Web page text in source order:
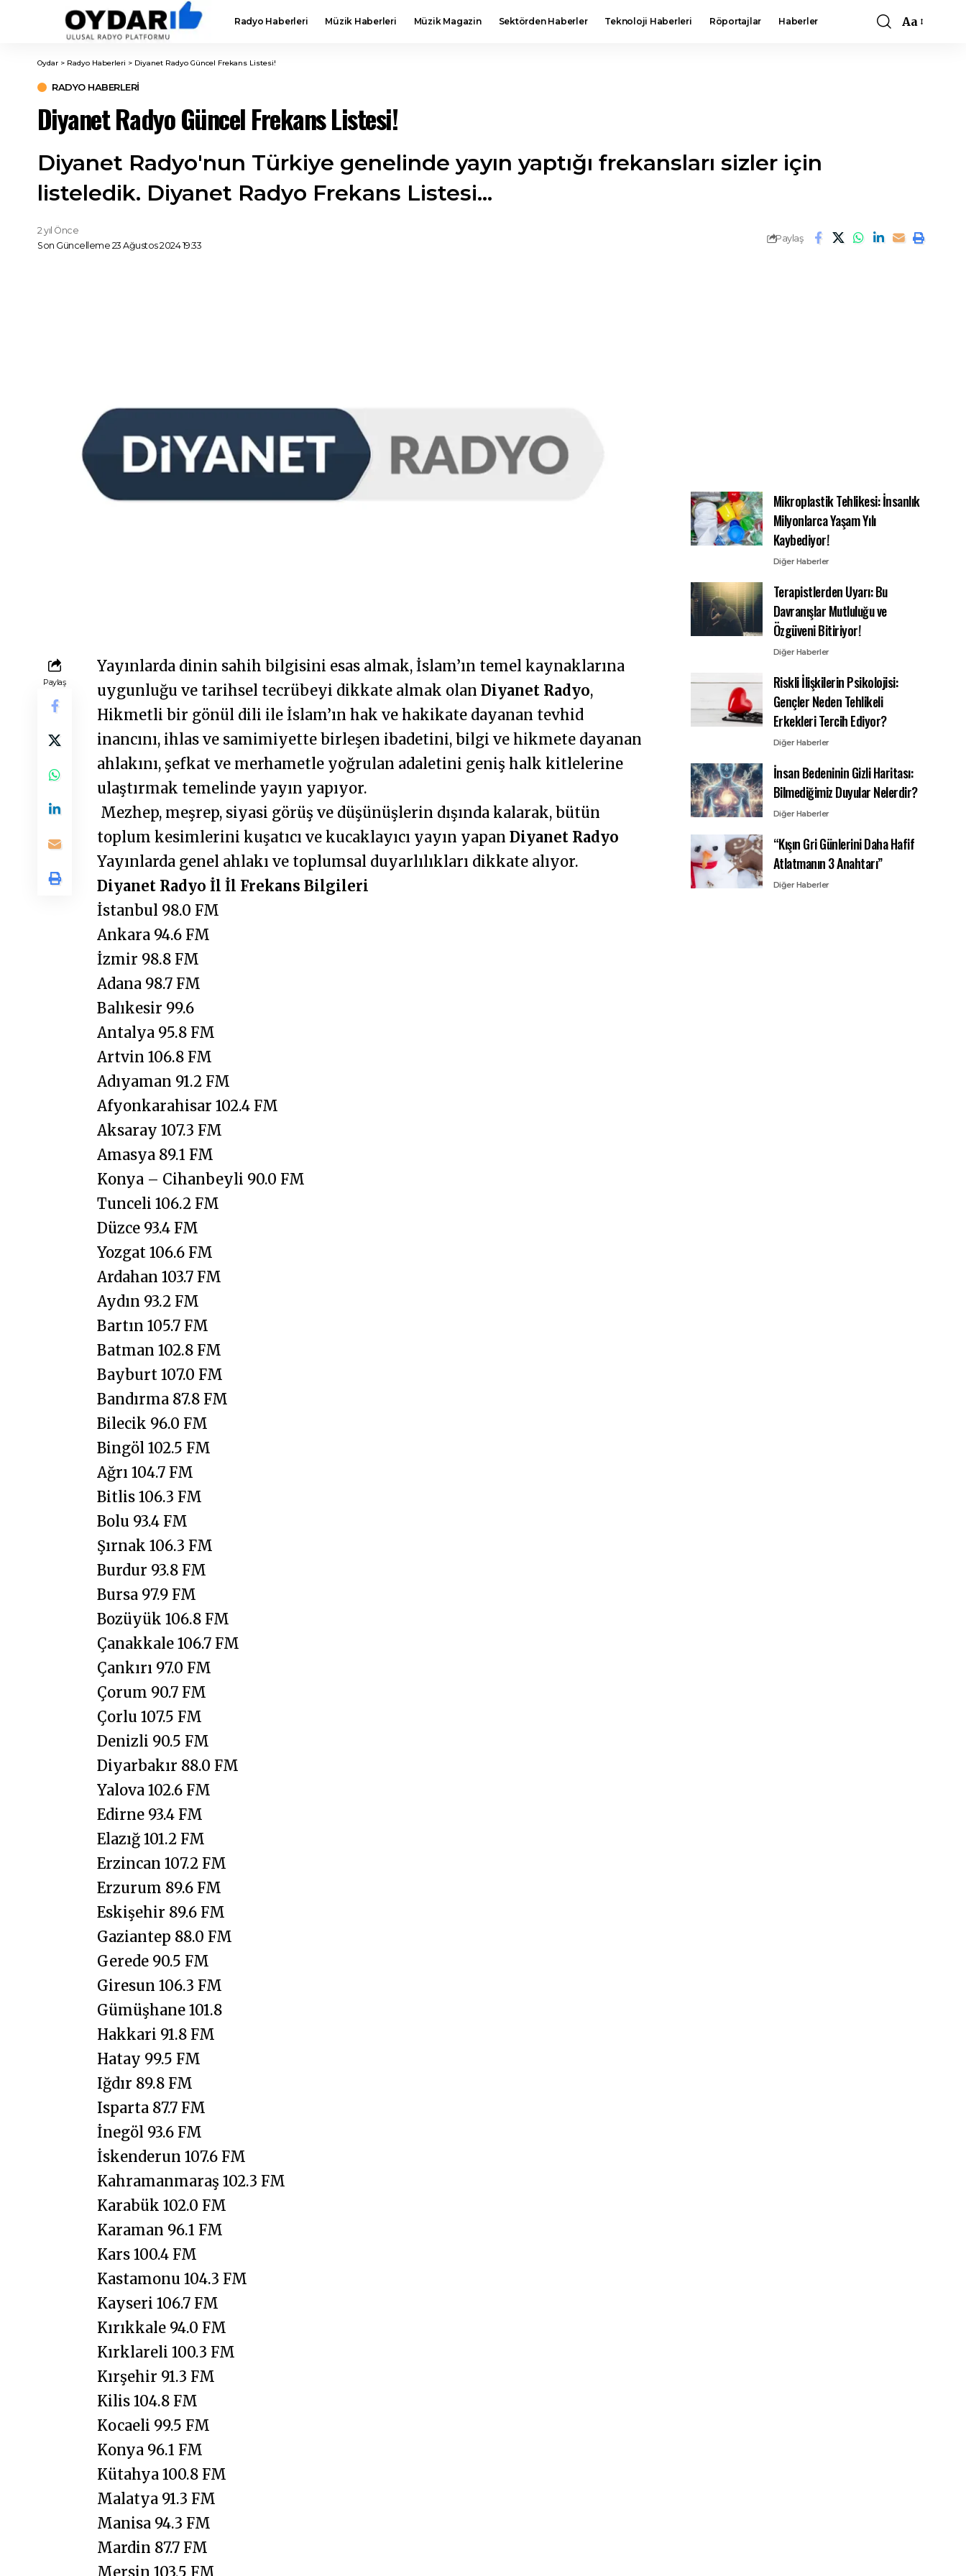
Radyo Haberleri Müzik Haberleri Müzik Magazin Sektörden Haberler Teknoloji Haberleri Röportajlar Haberler
Font
Aa
Oydar > Radyo Haberleri > Diyanet Radyo Güncel Frekans Listesi!
RADYO HABERLERI
Diyanet Radyo Güncel Frekans Listesi!
Diyanet Radyo'nun Türkiye genelinde yayın yaptığı frekansları sizler için
listeledik. Diyanet Radyo Frekans Listesi...
Son Güncelleme 23 Ağustos 2024 19:33
2 yıl Önce
Paylaş
Paylaş
Yayınlarda dinin sahih bilgisini esas almak, İslam’ın temel kaynaklarına
uygunluğu ve tarihsel tecrübeyi dikkate almak olanDiyanet Radyo,
Hikmetli bir gönül dili ile İslam’ın hak ve hakikate dayanan tevhid
inancını, ihlas ve samimiyette birleşen ibadetini, bilgi ve hikmete dayanan
ahlakını, şefkat ve merhametle yoğrulan adaletini geniş halk kitlelerine
ulaştırmak temelinde yayın yapıyor.
Mezhep, meşrep, siyasi görüş ve düşünüşlerin dışında kalarak, bütün
toplum kesimlerini kuşatıcı ve kucaklayıcı yayın yapanDiyanet Radyo
Yayınlarda genel ahlakı ve toplumsal duyarlılıkları dikkate alıyor.
Diyanet Radyo İl İl Frekans Bilgileri
İstanbul 98.0 FM
Ankara 94.6 FM
İzmir 98.8 FM
Adana 98.7 FM
Balıkesir 99.6
Antalya 95.8 FM
Artvin 106.8 FM
Adıyaman 91.2 FM
Afyonkarahisar 102.4 FM
Aksaray 107.3 FM
Amasya 89.1 FM
Konya – Cihanbeyli 90.0 FM
Tunceli 106.2 FM
Düzce 93.4 FM
Yozgat 106.6 FM
Ardahan 103.7 FM
Aydın 93.2 FM
Bartın 105.7 FM
Batman 102.8 FM
Bayburt 107.0 FM
Bandırma 87.8 FM
Bilecik 96.0 FM
Bingöl 102.5 FM
Ağrı 104.7 FM
Bitlis 106.3 FM
Bolu 93.4 FM
Şırnak 106.3 FM
Burdur 93.8 FM
Bursa 97.9 FM
Bozüyük 106.8 FM
Çanakkale 106.7 FM
Çankırı 97.0 FM
Çorum 90.7 FM
Çorlu 107.5 FM
Denizli 90.5 FM
Diyarbakır 88.0 FM
Yalova 102.6 FM
Edirne 93.4 FM
Elazığ 101.2 FM
Erzincan 107.2 FM
Erzurum 89.6 FM
Eskişehir 89.6 FM
Gaziantep 88.0 FM
Gerede 90.5 FM
Giresun 106.3 FM
Gümüşhane 101.8
Hakkari 91.8 FM
Hatay 99.5 FM
Iğdır 89.8 FM
Isparta 87.7 FM
İnegöl 93.6 FM
İskenderun 107.6 FM
Kahramanmaraş 102.3 FM
Karabük 102.0 FM
Karaman 96.1 FM
Kars 100.4 FM
Kastamonu 104.3 FM
Kayseri 106.7 FM
Kırıkkale 94.0 FM
Kırklareli 100.3 FM
Kırşehir 91.3 FM
Kilis 104.8 FM
Kocaeli 99.5 FM
Konya 96.1 FM
Kütahya 100.8 FM
Malatya 91.3 FM
Manisa 94.3 FM
Mardin 87.7 FM
Mersin 103.5 FM
Mikroplastik Tehlikesi: İnsanlık
Milyonlarca Yaşam Yılı
Kaybediyor!
Diğer Haberler
Terapistlerden Uyarı: Bu
Davranışlar Mutluluğu ve
Özgüveni Bitiriyor!
Diğer Haberler
Riskli İlişkilerin Psikolojisi:
Gençler Neden Tehlikeli
Erkekleri Tercih Ediyor?
Diğer Haberler
İnsan Bedeninin Gizli Haritası:
Bilmediğimiz Duyular Nelerdir?
Diğer Haberler
“Kışın Gri Günlerini Daha Hafif
Atlatmanın 3 Anahtarı”
Diğer Haberler